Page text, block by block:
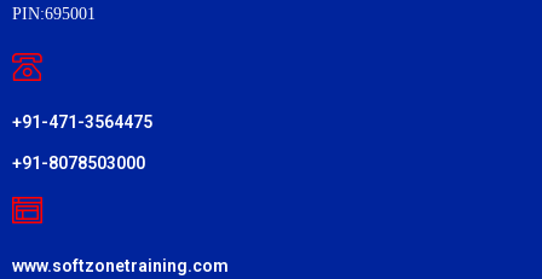
PIN:695001
+91-471-3564475
+91-8078503000
www.softzonetraining.com